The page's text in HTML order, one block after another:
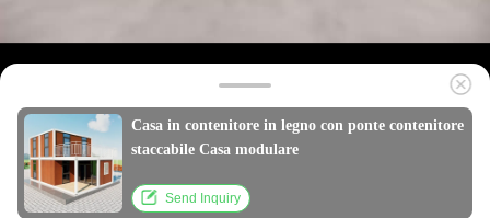
Casa in contenitore in legno con ponte contenitore
staccabile Casa modulare
Send Inquiry